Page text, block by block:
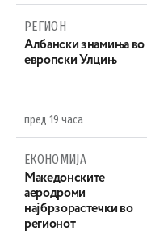
РЕГИОН
Aлбански знамиња во
европски Улцињ
пред 19 часа
ЕКОНОМИЈА
Maкедонските
аеродроми
најбрзорастечки во
регионот